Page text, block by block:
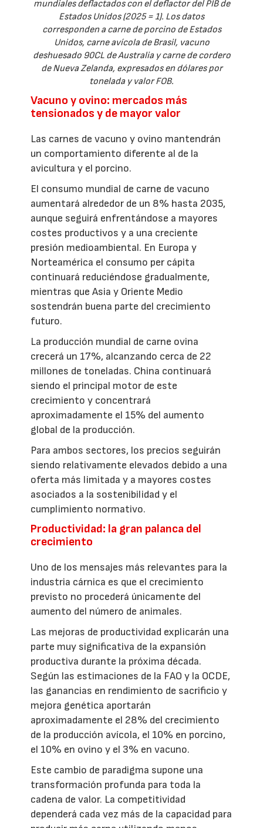
mundiales deflactados con el deflactor del PIB de
Estados Unidos (2025 = 1). Los datos
corresponden a carne de porcino de Estados
Unidos, carne avícola de Brasil, vacuno
deshuesado 90CL de Australia y carne de cordero
de Nueva Zelanda, expresados en dólares por
tonelada y valor FOB.
Vacuno y ovino: mercados más
tensionados y de mayor valor
Las carnes de vacuno y ovino mantendrán
un comportamiento diferente al de la
avicultura y el porcino.
El consumo mundial de carne de vacuno
aumentará alrededor de un 8% hasta 2035,
aunque seguirá enfrentándose a mayores
costes productivos y a una creciente
presión medioambiental. En Europa y
Norteamérica el consumo per cápita
continuará reduciéndose gradualmente,
mientras que Asia y Oriente Medio
sostendrán buena parte del crecimiento
futuro.
La producción mundial de carne ovina
crecerá un 17%, alcanzando cerca de 22
millones de toneladas. China continuará
siendo el principal motor de este
crecimiento y concentrará
aproximadamente el 15% del aumento
global de la producción.
Para ambos sectores, los precios seguirán
siendo relativamente elevados debido a una
oferta más limitada y a mayores costes
asociados a la sostenibilidad y el
cumplimiento normativo.
Productividad: la gran palanca del
crecimiento
Uno de los mensajes más relevantes para la
industria cárnica es que el crecimiento
previsto no procederá únicamente del
aumento del número de animales.
Las mejoras de productividad explicarán una
parte muy significativa de la expansión
productiva durante la próxima década.
Según las estimaciones de la FAO y la OCDE,
las ganancias en rendimiento de sacrificio y
mejora genética aportarán
aproximadamente el 28% del crecimiento
de la producción avícola, el 10% en porcino,
el 10% en ovino y el 3% en vacuno.
Este cambio de paradigma supone una
transformación profunda para toda la
cadena de valor. La competitividad
dependerá cada vez más de la capacidad para